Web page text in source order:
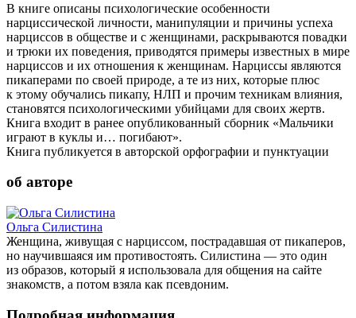
В книге описаны психологические особенности
нарциссической личности, манипуляции и причины успеха
нарциссов в обществе и с женщинами, раскрываются повадки
и трюки их поведения, приводятся примеры известных в мире
нарциссов и их отношения к женщинам. Нарциссы являются
пикаперами по своей природе, а те из них, которые плюс
к этому обучались пикапу, НЛП и прочим техникам влияния,
становятся психологическими убийцами для своих жертв.
Книга входит в ранее опубликованный сборник «Мальчики
играют в куклы и… погибают».
Книга публикуется в авторской орфографии и пунктуации
об авторе
Ольга Силистина
Женщина, живущая с нарциссом, пострадавшая от пикаперов,
но научившаяся им противостоять. Силистина — это один
из образов, который я использовала для общения на сайте
знакомств, а потом взяла как псевдоним.